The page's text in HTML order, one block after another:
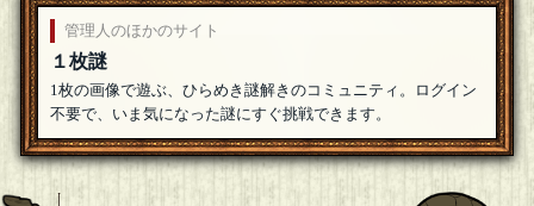
管理人のほかのサイト
１枚謎
1枚の画像で遊ぶ、ひらめき謎解きのコミュニティ。ログイン
不要で、いま気になった謎にすぐ挑戦できます。